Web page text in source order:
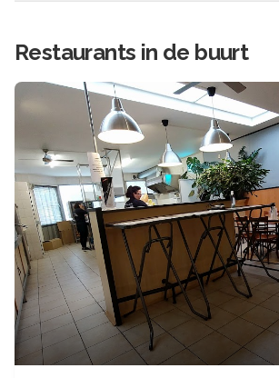
Restaurants in de buurt